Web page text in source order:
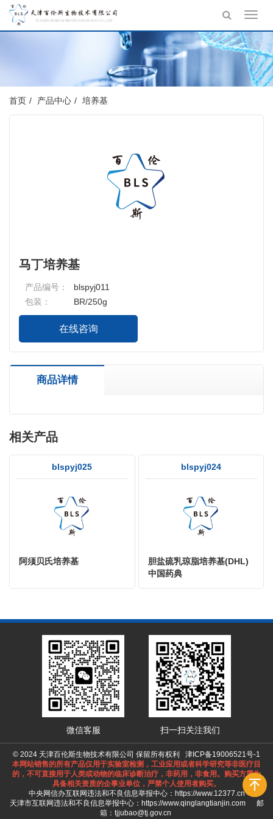
首页 产品中心 培养基
马丁培养基
产品编号：
blspyj011
包装：
BR/250g
在线咨询
商品详情
相关产品
blspyj025
阿须贝氏培养基
blspyj024
胆盐硫乳琼脂培养基(DHL)
中国药典
微信客服 扫一扫关注我们
© 2024 天津百伦斯生物技术有限公司 保留所有权利 津ICP备19006521号-1
本网站销售的所有产品仅用于实验室检测，工业应用或者科学研究等非医疗目
的，不可直接用于人类或动物的临床诊断治疗，非药用，非食用。购买方需为
具备相关资质的企事业单位，严禁个人使用者购买。
中央网信办互联网违法和不良信息举报中心： https://www.12377.cn
天津市互联网违法和不良信息举报中心： https://www.qinglangtianjin.com邮
箱：tjjubao@tj.gov.cn